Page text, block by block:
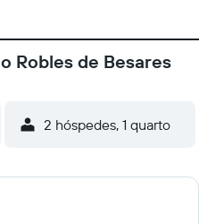
e apresentam
plano por satélite e mini-
jardim. Os hóspedes
Robles de Besares
2 hóspedes, 1 quarto